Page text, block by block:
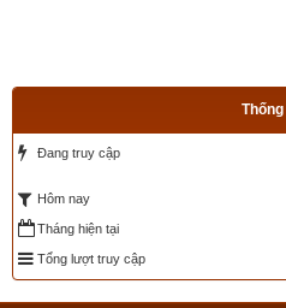
Đang truy cập
Tổng lượt truy cập